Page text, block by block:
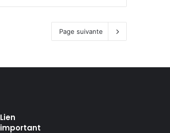
Page suivante
Lien
important